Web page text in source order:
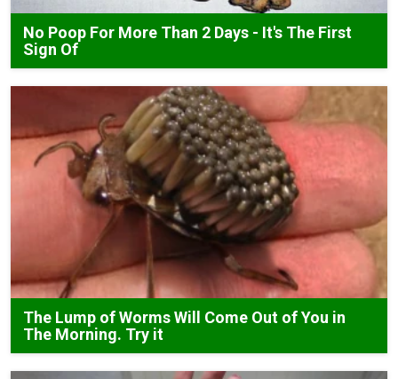
No Poop For More Than 2 Days - It's The First
Sign Of
The Lump of Worms Will Come Out of You in
The Morning. Try it